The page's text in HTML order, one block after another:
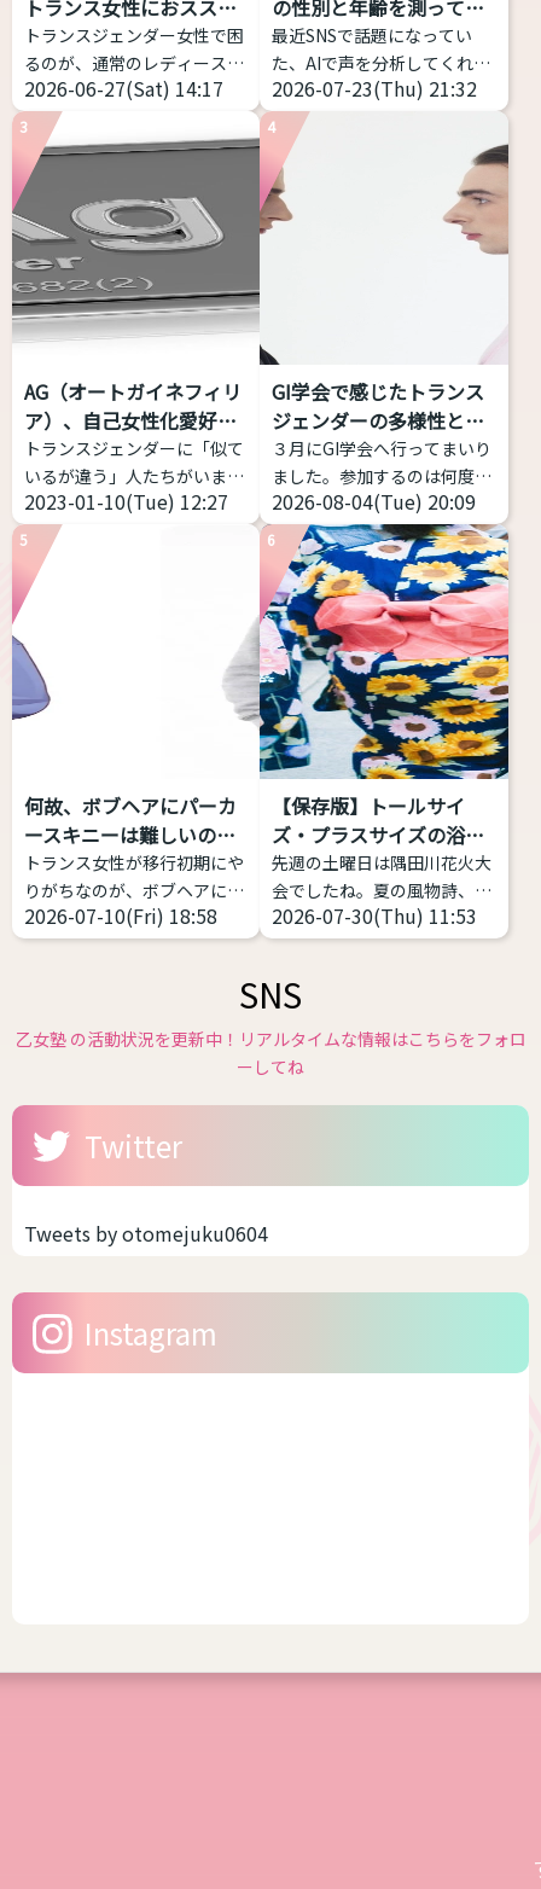
トランス女性におススメ
す...
トランスジェンダー女性で困
るのが、通常のレディースブ
ランドだと丈が短い、大きな
サイズがなくて困っているこ
とだと思います。 そこで、高
身長・プラスサイズのトラン
スジェンダー女性におススメ
できるファッションブランド
を私のコメントつきで７つほ
ど紹介致します。 ぜひ参考に
してみてください
高身
長・プラスサイズのトランス
ョンブランド Nissen - SMILE
LAND（ニッセン スマイルラ
ンド） 日本の通販老舗が展開
する、「大きいサイズ」の専
門ブランドです • ...
2026-06-27(Sat) 14:17
の性別と年齢を測ってみ
た...
最近SNSで話題になってい
た、AIで声を分析してくれる
サイトを試してみました！ 声
の高さだけじゃなく、「響
き」や「共鳴」なども分析し
てくれるアプリです。 こちら
からどうぞ https://voice-
impression-
い」かを判定するWebアプリ
ケーション。 ピッチだけでは
なく、フォルマント（声の共
鳴: 響き方に影響する）を考
慮する。 ...
2026-07-23(Thu) 21:32
3
AG（オートガイネフィリ
ア）、自己女性化愛好症
っ...
トランスジェンダーに「似て
いるが違う」人たちがいま
す。今回はAGと略される
（銀やデニムのメーカーじゃ
ないよ）オートガイネフィリ
アを紹介します。 AG（オー
ートガイネフィリアとは「自
己女性化愛好症」「自己女性
化偏愛性倒錯症」のことを指
1989年にカナダの性科学者
レイ・ブランシャールによっ
て定義された比較的新しい言
葉です。 日本では、自分が女
性化することで性的快楽・興
2023-01-10(Tue) 12:27
4
GI学会で感じたトランス
ジェンダーの多様性と包
括性
３月にGI学会へ行ってまいり
ました。参加するのは何度目
かなのですが、トランスジェ
ンダー女性当事者から見ても
当事者の幅の広さを感じて、
記事にしようと思い立ちまし
た。 トランスジェンダーは包
括的な意味をもつ表現 トラン
スジェンダーとは、何らかの
形で性別移行をする者すべて
を包摂する用語であり、その
中での多様性は多岐にわたり
ます。 一方、GID学会改めGI
学会は「性別不合学会」です
から「性別不合」に対象が限
定されるとしても、「性別不
合」の現れ方は多様であり、
それに対する対処（治療）
2026-08-04(Tue) 20:09
5
何故、ボブヘアにパーカ
ースキニーは難しいの
か？
トランス女性が移行初期にや
りがちなのが、ボブヘアにパ
ーカー、スキニー(またはタ
イツ)、スニーカーの三種の
しい。中性、ナチュラルな女
性に寄せようとしてミスって
るケースをよく見ます。 解説
したもの、ピッタリしたもの
を選ぶと難しい 女性がメンズ
ライクや中性的な恰好をする
です。だぼだぼっとしている
から可愛いのですね。 スキニ
感がかえって目立つ場合があ
りま...
2026-07-10(Fri) 18:58
6
【保存版】トールサイ
ズ・プラスサイズの浴衣
があ...
先週の土曜日は隅田川花火大
会でしたね。夏の風物詩、花
火大会が始まり各地で浴衣の
販売が始まっています。 浴衣
悩みがある方にこそ着て欲し
いファッションの１つです。
体型を寸胴に作るのが一番綺
長いのを短くして着る前提な
2026-07-30(Thu) 11:53
SNS
乙女塾 の活動状況を更新中！リアルタイムな情報はこちらをフォロ
ーしてね
Twitter
Tweets by otomejuku0604
Instagram